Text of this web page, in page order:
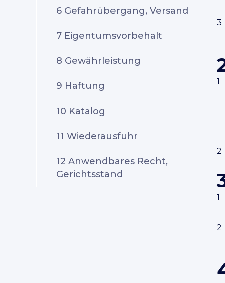
6 Gefahrübergang, Versand
7 Eigentumsvorbehalt
8 Gewährleistung
9 Haftung
10 Katalog
11 Wiederausfuhr
12 Anwendbares Recht,
Gerichtsstand